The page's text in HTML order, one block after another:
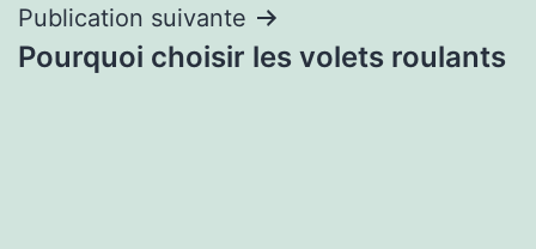
Publication suivante
Pourquoi choisir les volets roulants